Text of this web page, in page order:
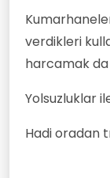
verdikleri
harcamak da
Yolsuzluklar
Hadi oradan